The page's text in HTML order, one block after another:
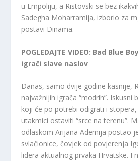
u Empoliju, a Ristovski se bez
Sadegha Moharramija, izborio za
postavi Dinama.
POGLEDAJTE VIDEO: Bad Blue
igrači slave naslov
Danas, samo dvije godine kasnije,
najvažnijih igrača “modrih”. Iskusni
koji će po potrebi odigrati i
utakmici ostaviti “srce na terenu”.
odlaskom Arijana Ademija postao
svlačionice, čovjek od povjerenja
lidera aktualnog prvaka Hrvatske. I